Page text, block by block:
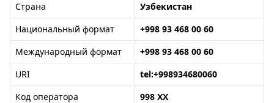
Страна
Узбекистан
Национальный формат
+998 93 468 00 60
Международный формат
+998 93 468 00 60
URI
tel:+998934680060
Код оператора
998 XX